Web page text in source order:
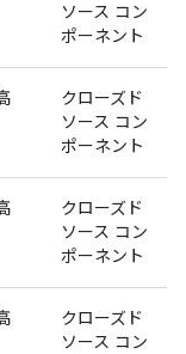
ソース コン
ポーネント
クローズド
ソース コン
ポーネント
クローズド
ソース コン
ポーネント
クローズド
ソース コン